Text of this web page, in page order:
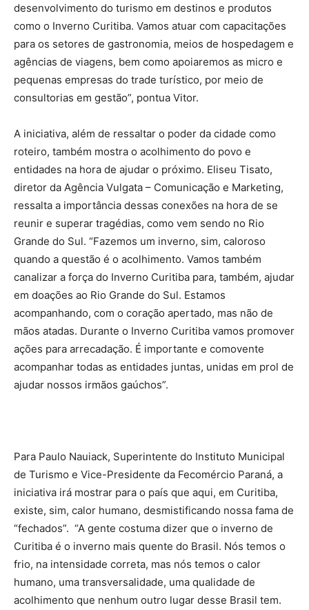
desenvolvimento do turismo em destinos e produtos
como o Inverno Curitiba. Vamos atuar com capacitações
para os setores de gastronomia, meios de hospedagem e
agências de viagens, bem como apoiaremos as micro e
pequenas empresas do trade turístico, por meio de
consultorias em gestão”, pontua Vitor.
A iniciativa, além de ressaltar o poder da cidade como
roteiro, também mostra o acolhimento do povo e
entidades na hora de ajudar o próximo. Eliseu Tisato,
diretor da Agência Vulgata – Comunicação e Marketing,
ressalta a importância dessas conexões na hora de se
reunir e superar tragédias, como vem sendo no Rio
Grande do Sul. “Fazemos um inverno, sim, caloroso
quando a questão é o acolhimento. Vamos também
canalizar a força do Inverno Curitiba para, também, ajudar
em doações ao Rio Grande do Sul. Estamos
acompanhando, com o coração apertado, mas não de
mãos atadas. Durante o Inverno Curitiba vamos promover
ações para arrecadação. É importante e comovente
acompanhar todas as entidades juntas, unidas em prol de
ajudar nossos irmãos gaúchos”.
Para Paulo Nauiack, Superintente do Instituto Municipal
de Turismo e Vice-Presidente da Fecomércio Paraná, a
iniciativa irá mostrar para o país que aqui, em Curitiba,
existe, sim, calor humano, desmistificando nossa fama de
“fechados”. “A gente costuma dizer que o inverno de
Curitiba é o inverno mais quente do Brasil. Nós temos o
frio, na intensidade correta, mas nós temos o calor
humano, uma transversalidade, uma qualidade de
acolhimento que nenhum outro lugar desse Brasil tem.